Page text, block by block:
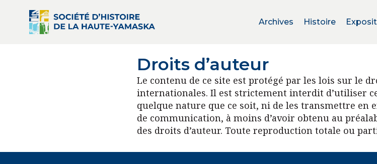
Archives Histoire
Droits d’auteur
Le contenu de ce site est protégé par les lois sur le
internationales. Il est strictement interdit d’utiliser
quelque nature que ce soit, ni de les transmettre en
de communication, à moins d’avoir obtenu au
des droits d’auteur. Toute reproduction totale ou